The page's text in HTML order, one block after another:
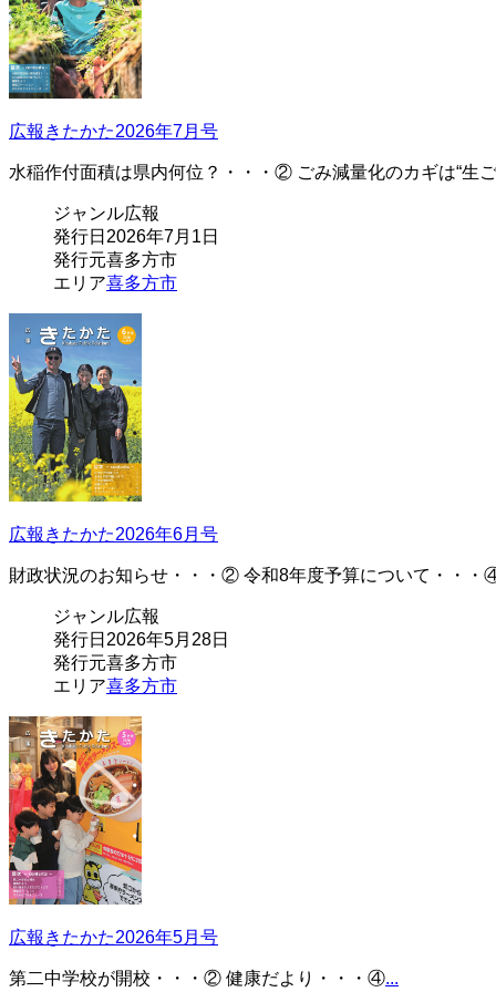
広報きたかた2026年7月号
水稲作付面積は県内何位？・・・② ごみ減量化のカギは“生
ジャンル広報
発行日 2026年7月1日
発行元喜多方市
エリア喜多方市
広報きたかた2026年6月号
財政状況のお知らせ・・・② 令和8年度予算について・・・
ジャンル広報
発行日 2026年5月28日
発行元喜多方市
エリア喜多方市
広報きたかた2026年5月号
第二中学校が開校・・・② 健康だより・・・④...